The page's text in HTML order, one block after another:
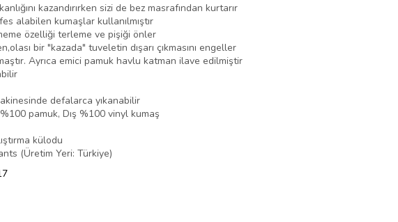
kazandırırken sizi de bez masrafından kurtarır
alabilen kumaşlar kullanılmıştır
özelliği terleme ve pişiği önler
bir "kazada" tuveletin dışarı çıkmasını engeller
Ayrıca emici pamuk havlu katman ilave edilmiştir
defalarca yıkanabilir
pamuk, Dış %100 vinyl kumaş
külodu
(Üretim Yeri: Türkiye)